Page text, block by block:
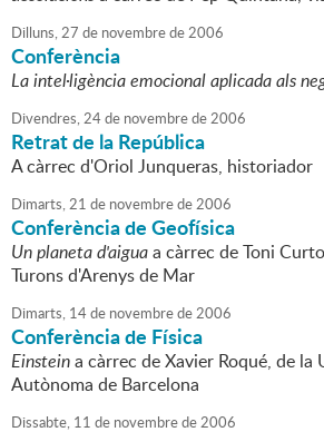
Dilluns,27 de novembrede2006
Conferència
La intel·ligència emocional aplicada als
Divendres,24de novembrede2006
Retrat de la República
A càrrec d'Oriol Junqueras, historiador
Dimarts,21 de novembrede2006
Conferència de Geofísica
Un planeta d'aiguaa càrrec de Toni
Turons d'Arenys de Mar
Dimarts, 14de novembrede2006
Conferència de Física
Einsteina càrrec de Xavier Roqué, de la
Autònoma de Barcelona
Dissabte, 11 de novembrede2006